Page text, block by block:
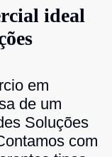
ideal
em
de um
Soluções
com